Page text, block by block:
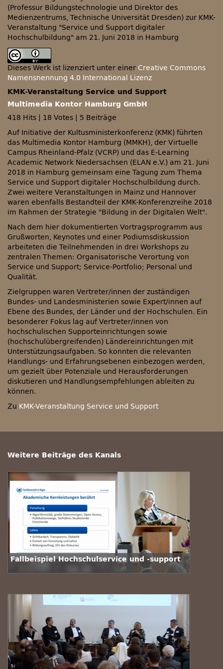
(Professur Bildungstechnologie und Direktor des
Medienzentrums, Technische Universität Dresden) zur KMK-
Veranstaltung
Service und Support digitaler
Hochschulbildung
am 21. Juni 2018 in Hamburg
Dieses Werk ist lizenziert unter einer Creative Commons
Namensnennung 4.0 International Lizenz
KMK-Veranstaltung Service und Support
Multimedia Kontor Hamburg GmbH
418 Hits
18 Votes
5 Beiträge
Auf Initiative der Kultusministerkonferenz (KMK) führten
das Multimedia Kontor Hamburg (MMKH), der Virtuelle
Campus Rheinland-Pfalz (VCRP) und das E-Learning
Academic Network Niedersachsen (ELAN e.V.) am 21. Juni
2018 in Hamburg gemeinsam eine Tagung zum Thema
Service und Support digitaler Hochschulbildung durch.
Zwei weitere Veranstaltungen in Mainz und Hannover
waren ebenfalls Bestandteil der KMK-Konferenzreihe 2018
im Rahmen der Strategie
Bildung in der Digitalen Welt .
Nach dem hier dokumentierten Vortragsprogramm aus
Grußworten, Keynotes und einer Podiumsdiskussion
arbeiteten die Teilnehmenden in drei Workshops zu
zentralen Themen: Organisatorische Verortung von
Service und Support; Service-Portfolio; Personal und
Qualität.
Zielgruppen waren Vertreter/innen der zuständigen
Bundes- und Landesministerien sowie Expert/innen auf
Ebene des Bundes, der Länder und der Hochschulen. Ein
besonderer Fokus lag auf Vertreter/innen von
hochschulischen Supporteinrichtungen sowie
(hochschulübergreifenden) Ländereinrichtungen mit
Unterstützungsaufgaben. So konnten die relevanten
Handlungs- und Erfahrungsebenen einbezogen werden,
um gezielt über Potenziale und Herausforderungen
diskutieren und Handlungsempfehlungen ableiten zu
können.
Zu KMK-Veranstaltung Service und Support
Weitere Beiträge des Kanals
Fallbeispiel Hochschulservice und -support